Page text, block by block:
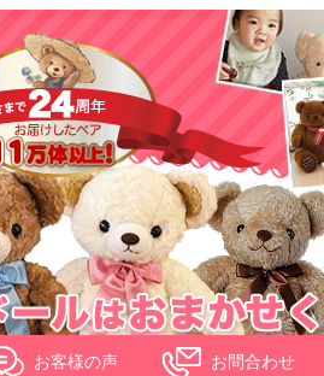
お客様の声 お問合わせ